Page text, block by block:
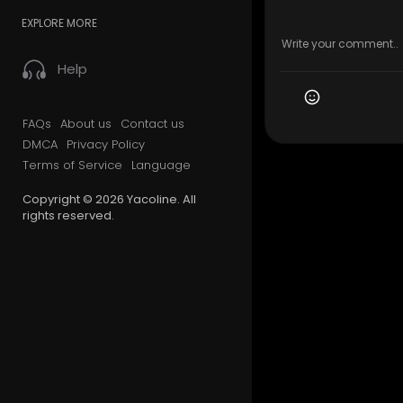
EXPLORE MORE
Help
FAQs About us
Contact us
DMCA Privacy Policy
Terms of Service
Language
Copyright © 2026 Yacoline. All
rights reserved.